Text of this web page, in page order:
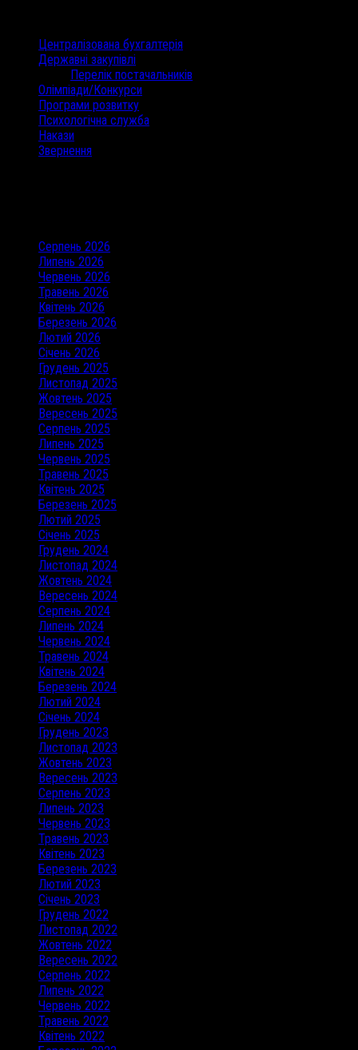
Централізована бухгалтерія
Державні закупівлі
Перелік постачальників
Олімпіади/Конкурси
Програми розвитку
Психологічна служба
Накази
Звернення
Серпень 2026
Липень 2026
Червень 2026
Травень 2026
Квітень 2026
Березень 2026
Лютий 2026
Січень 2026
Грудень 2025
Листопад 2025
Жовтень 2025
Вересень 2025
Серпень 2025
Липень 2025
Червень 2025
Травень 2025
Квітень 2025
Березень 2025
Лютий 2025
Січень 2025
Грудень 2024
Листопад 2024
Жовтень 2024
Вересень 2024
Серпень 2024
Липень 2024
Червень 2024
Травень 2024
Квітень 2024
Березень 2024
Лютий 2024
Січень 2024
Грудень 2023
Листопад 2023
Жовтень 2023
Вересень 2023
Серпень 2023
Липень 2023
Червень 2023
Травень 2023
Квітень 2023
Березень 2023
Лютий 2023
Січень 2023
Грудень 2022
Листопад 2022
Жовтень 2022
Вересень 2022
Серпень 2022
Липень 2022
Червень 2022
Травень 2022
Квітень 2022